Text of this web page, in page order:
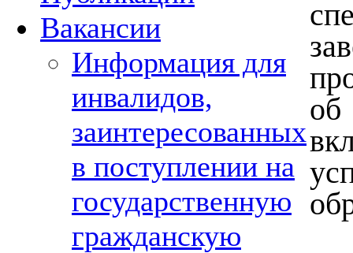
Вакансии
Информация для
инвалидов,
заинтересованных
в поступлении на
государственную
гражданскую